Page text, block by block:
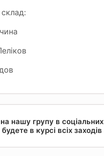
нашу групу в соціальних
в курсі всіх заходів